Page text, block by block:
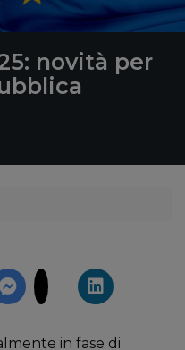
novità per
in fase di